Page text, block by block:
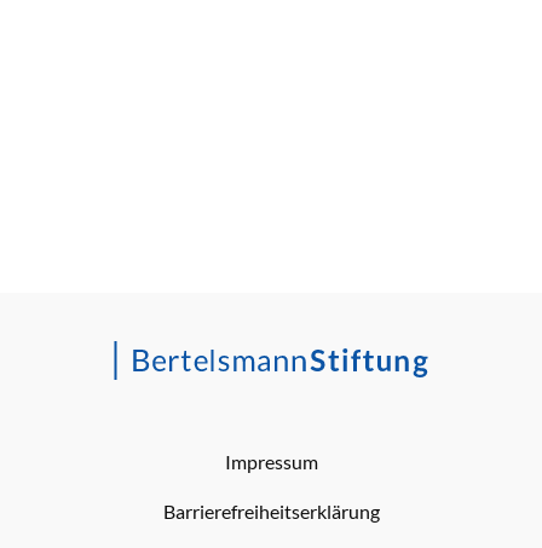
Impressum
Barrierefreiheitserklärung